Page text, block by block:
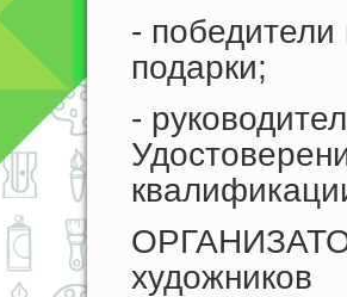
-
подарки;
-
художников